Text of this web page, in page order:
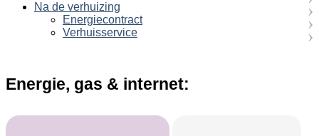
Na de verhuizing
Energiecontract
Verhuisservice
Energie, gas & internet: